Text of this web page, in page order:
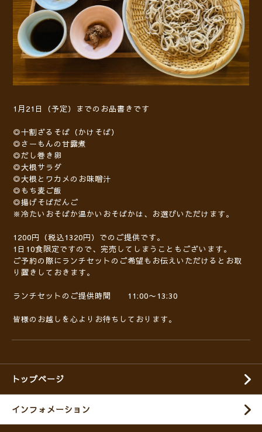
1月21日（予定）までのお品書きです
◎十割ざるそば（かけそば）
◎さーもんの甘露煮
◎だし巻き卵
◎大根サラダ
◎大根とワカメのお味噌汁
◎もち麦ご飯
◎揚げそばだんご
※冷たいおそばか温かいおそばかは、お選びいただけます。
1200円（税込1320円）でのご提供です。
1日10食限定ですので、完売してしまうこともございます。
ご予約の際にランチセットのご希望もお伝えいただけるとお取
り置きしておきます。
ランチセットのご提供時間 11:00〜13:30
皆様のお越しを心よりお待ちしております。
トップページ
インフォメーション